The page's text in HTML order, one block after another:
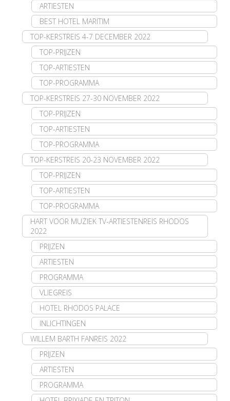
ARTIESTEN
BEST HOTEL MARITIM
TOP-KERSTREIS 4-7 DECEMBER 2022
TOP-PRIJZEN
TOP-ARTIESTEN
TOP-PROGRAMMA
TOP-KERSTREIS 27-30 NOVEMBER 2022
TOP-PRIJZEN
TOP-ARTIESTEN
TOP-PROGRAMMA
TOP-KERSTREIS 20-23 NOVEMBER 2022
TOP-PRIJZEN
TOP-ARTIESTEN
TOP-PROGRAMMA
HART VOOR MUZIEK TV-ARTIESTENREIS RHODOS
2022
PRIJZEN
ARTIESTEN
PROGRAMMA
VLIEGREIS
HOTEL RHODOS PALACE
INLICHTINGEN
WILLEM BARTH FANREIS 2022
PRIJZEN
ARTIESTEN
PROGRAMMA